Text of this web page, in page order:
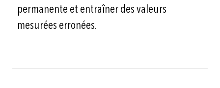
permanente et entraîner des valeurs
mesurées erronées.